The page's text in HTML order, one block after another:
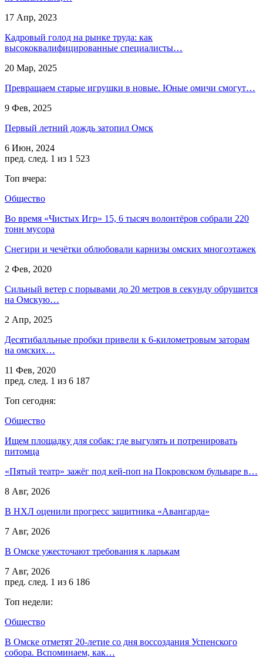
17 Апр, 2023
Кадровый голод на рынке труда: как
высококвалифицированные специалисты…
20 Мар, 2025
Превращаем старые игрушки в новые. Юные омичи смогут…
9 Фев, 2025
Первый летний дождь затопил Омск
6 Июн, 2024
пред. след. 1 из 1 523
Топ вчера:
Общество
Во время «Чистых Игр» 15, 6 тысяч волонтёров собрали 220
тонн мусора
Снегири и чечётки облюбовали карнизы омских многоэтажек
2 Фев, 2020
Сильный ветер с порывами до 20 метров в секунду обрушится
на Омскую…
2 Апр, 2025
Десятибалльные пробки привели к 6-километровым заторам
на омских…
11 Фев, 2020
пред. след. 1 из 6 187
Топ сегодня:
Общество
Ищем площадку для собак: где выгулять и потренировать
питомца
«Пятый театр» зажёг под кей-поп на Покровском бульваре в…
8 Авг, 2026
В НХЛ оценили прогресс защитника «Авангарда»
7 Авг, 2026
В Омске ужесточают требования к ларькам
7 Авг, 2026
пред. след. 1 из 6 186
Топ недели:
Общество
В Омске отметят 20-летие со дня воссоздания Успенского
собора. Вспоминаем, как…